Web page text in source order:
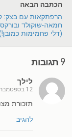
הכתבה הבאה
הרפתקאות עם בצק:
חמאה-שוקולד
(דלי פחמימות
9 תגובות
לילך
12 בספטמבר 2016
תזכורת
להגיב